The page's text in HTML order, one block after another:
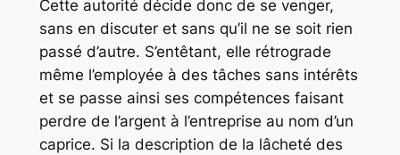
Cette autorité décide donc de se venger,
sans en discuter et sans qu’il ne se soit rien
passé d’autre. S’entêtant, elle rétrograde
même l’employée à des tâches sans intérêts
et se passe ainsi ses compétences faisant
perdre de l’argent à l’entreprise au nom d’un
caprice. Si la description de la lâcheté des